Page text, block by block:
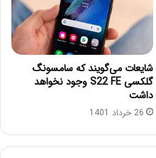
شایعات می‌گویند که سامسونگ
گلکسی S22 FE وجود نخواهد
داشت
26 خرداد 1401